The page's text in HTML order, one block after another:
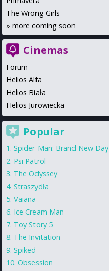
The Wrong Girls
» more coming soon
Cinemas
Forum
Helios Alfa
Helios Biała
Helios Jurowiecka
Popular
Spider-Man: Brand New Day
Psi Patrol
The Odyssey
Straszydła
Vaiana
Ice Cream Man
Toy Story 5
The Invitation
Spiked
Obsession